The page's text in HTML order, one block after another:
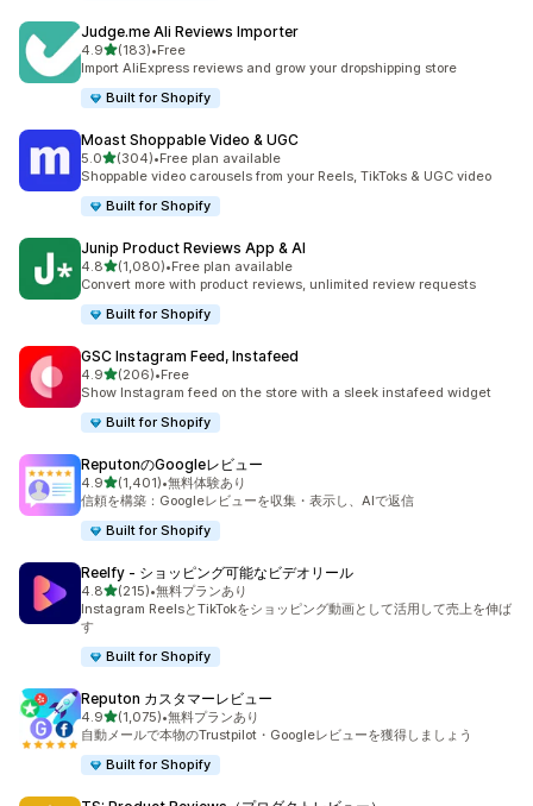
Judge.me Ali Reviews Importer
4.95つ星中
(183)
合計レビュー数：183件
•Free
Import AliExpress reviews and grow your dropshipping store
Built for Shopify
Moast Shoppable Video & UGC
5.05つ星中
(304)
合計レビュー数：304件
•Free plan available
Shoppable video carousels from your Reels, TikToks & UGC video
Built for Shopify
Junip Product Reviews App & AI
4.85つ星中
(1,080)
合計レビュー数：1080件
•Free plan available
Convert more with product reviews, unlimited review requests
Built for Shopify
GSC Instagram Feed, Instafeed
4.95つ星中
(206)
合計レビュー数：206件
•Free
Show Instagram feed on the store with a sleek instafeed widget
Built for Shopify
ReputonのGoogleレビュー
4.95つ星中
(1,401)
合計レビュー数：1401件
•無料体験あり
信頼を構築：Googleレビューを収集・表示し、AIで返信
Built for Shopify
Reelfy ‑ ショッピング可能なビデオリール
4.85つ星中
(215)
合計レビュー数：215件
•無料プランあり
Instagram ReelsとTikTokをショッピング動画として活用して売上を伸ば
す
Built for Shopify
Reputon カスタマーレビュー
4.95つ星中
(1,075)
合計レビュー数：1075件
•無料プランあり
自動メールで本物のTrustpilot・Googleレビューを獲得しましょう
Built for Shopify